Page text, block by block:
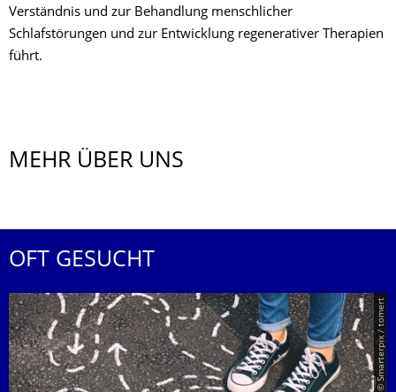
Verständnis und zur Behandlung menschlicher
Schlafstörungen und zur Entwicklung regenerativer Therapien
führt.
MEHR ÜBER UNS
OFT GESUCHT
© Smarterpix / tomert